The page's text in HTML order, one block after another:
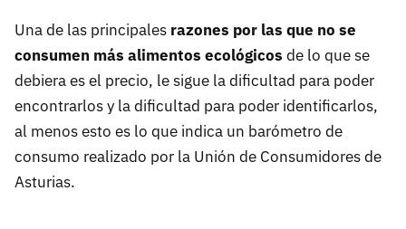
Una de las principales razones por las que no se
consumen más alimentos ecológicos de lo que se
debiera es el precio, le sigue la dificultad para poder
encontrarlos y la dificultad para poder identificarlos,
al menos esto es lo que indica un barómetro de
consumo realizado por la Unión de Consumidores de
Asturias.